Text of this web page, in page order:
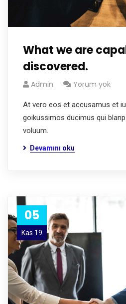
What we are
discovered.
Admin Yorum yok
At vero eos et accusamus et
goikussimos ducimus qui
voluum.
Devamını oku
05
Kas 19